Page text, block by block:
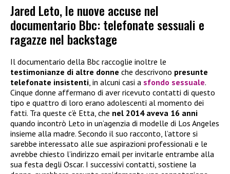
Jared Leto, le nuove accuse nel
documentario Bbc: telefonate sessuali e
ragazze nel backstage
Il documentario della Bbc raccoglie inoltre le
testimonianze di altre donne che descrivono presunte
telefonate insistenti , in alcuni casi a sfondo sessuale.
Cinque donne affermano di aver ricevuto contatti di questo
tipo e quattro di loro erano adolescenti al momento dei
fatti. Tra queste c’è Etta, che nel 2014 aveva 16 anni
quando incontrò Leto in un’agenzia di modelle di Los Angeles
insieme alla madre. Secondo il suo racconto, l’attore si
sarebbe interessato alle sue aspirazioni professionali e le
avrebbe chiesto l’indirizzo email per invitarle entrambe alla
sua festa degli Oscar. I successivi contatti, sostiene la